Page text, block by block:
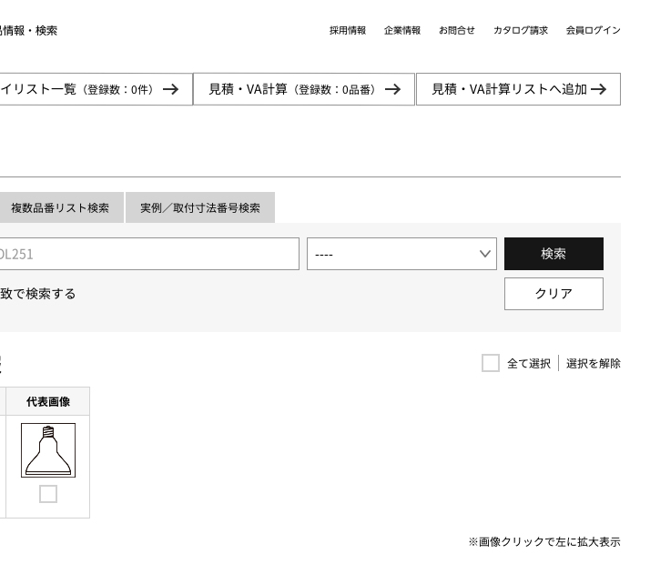
情報・検索 採用情報 企業情報 お問合せ カタログ請求 会員ログイン
リスト一覧 （登録数：0件） 見積・VA計算 （登録数：0品番） 見積・VA計算リストへ追加
複数品番リスト検索 実例／取付寸法番号検索
で検索する
検索
クリア
全て選択 選択を解除
代表画像
※画像クリックで左に拡大表示